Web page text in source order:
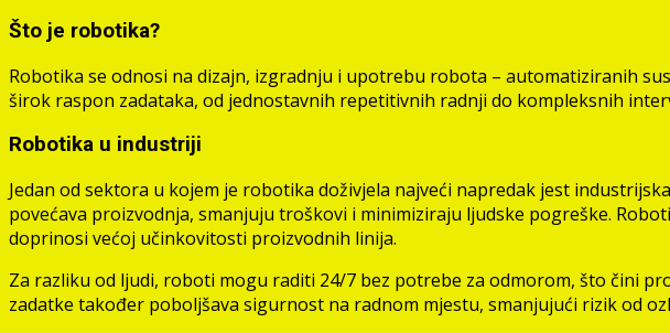
Što je robotika?
Robotika se odnosi na dizajn, izgradnju i upotrebu robota – automatiziranih
širok raspon zadataka, od jednostavnih repetitivnih radnji do kompleksnih
Robotika u industriji
Jedan od sektora u kojem je robotika doživjela najveći napredak jest
povećava proizvodnja, smanjuju troškovi i minimiziraju ljudske pogreške.
doprinosi većoj učinkovitosti proizvodnih linija.
Za razliku od ljudi, roboti mogu raditi 24/7 bez potrebe za odmorom, što čini
zadatke također poboljšava sigurnost na radnom mjestu, smanjujući rizik od